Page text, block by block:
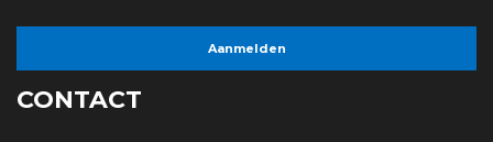
CONTACT